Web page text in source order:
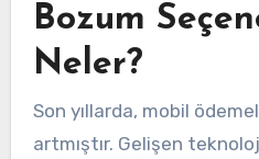
Bozum
Neler?
Son yıllarda, mobil
artmıştır. Gelişen